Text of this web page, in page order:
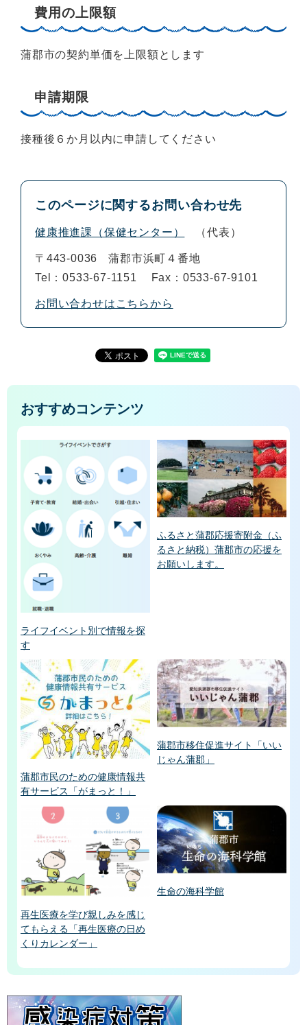
費用の上限額
蒲郡市の契約単価を上限額とします
申請期限
接種後６か月以内に申請してください
このページに関するお問い合わせ先
健康推進課（保健センター） 代表
〒443-0036
蒲郡市浜町４番地
Tel：0533-67-1151
Fax：0533-67-9101
お問い合わせはこちらから
おすすめコンテンツ
ライフイベント別で情報を探
す
ふるさと蒲郡応援寄附金（ふ
るさと納税）蒲郡市の応援を
お願いします。
蒲郡市民のための健康情報共
有サービス「がまっと！」
蒲郡市移住促進サイト「いい
じゃん蒲郡」
再生医療を学び親しみを感じ
てもらえる「再生医療の日め
くりカレンダー」
生命の海科学館